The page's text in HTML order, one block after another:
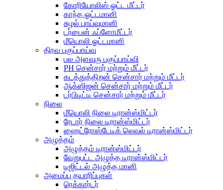
கோரியோலிஸ் ஓட்ட மீட்டர்
காந்த ஓட்டமானி
சுழல் பாய்வுமானி
டர்பைன் ஃப்ளோமீட்டர்
மீயொலி ஓட்டமானி
திரவ பகுப்பாய்வு
பல அளவுரு பகுப்பாய்வி
PH சென்சார் மற்றும் மீட்டர்
கடத்துத்திறன் சென்சார் மற்றும் மீட்டர்
ஆக்ஸிஜன் சென்சார் மற்றும் மீட்டர்
டர்பிடிட்டி சென்சார் மற்றும் மீட்டர்
நிலை
மீயொலி நிலை டிரான்ஸ்மிட்டர்
ரேடார் நிலை டிரான்ஸ்மிட்டர்
ஹைட்ரோஸ்டேடிக் லெவல் டிரான்ஸ்மிட்டர்
அழுத்தம்
அழுத்தம் டிரான்ஸ்மிட்டர்
வேறுபட்ட அழுத்த டிரான்ஸ்மிட்டர்
டிஜிட்டல் அழுத்த மானி
அமைப்பு தயாரிப்புகள்
ரெக்கார்டர்